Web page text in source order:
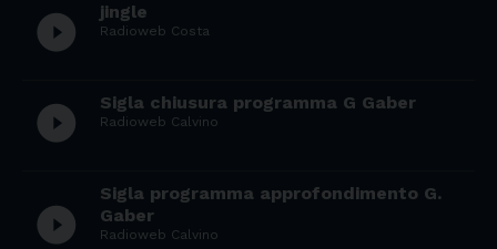
play_circle_filled jingle
Radioweb Costa
play_circle_filled Sigla chiusura programma G Gaber
Radioweb Calvino
play_circle_filled
Sigla programma approfondimento G.
Gaber
Radioweb Calvino